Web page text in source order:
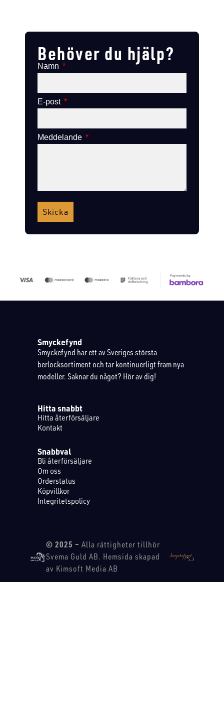
Behöver du hjälp?
Namn
E-post
Meddelande
Skicka
Smyckefynd
Smyckefynd har ett av Sveriges största
berlocksortiment och tar kontinuerligt fram nya
modeller. Saknar du något? Hör av dig!
Hitta snabbt
Hitta återförsäljare
Kontakt
Snabbval
Bli återförsäljare
Om oss
Orderstatus
Köpvillkor
Integritetspolicy
© 2025 – Alla rättigheter tillhör
Svema Guld AB. Hemsida skapad
av Kimsoft Media AB